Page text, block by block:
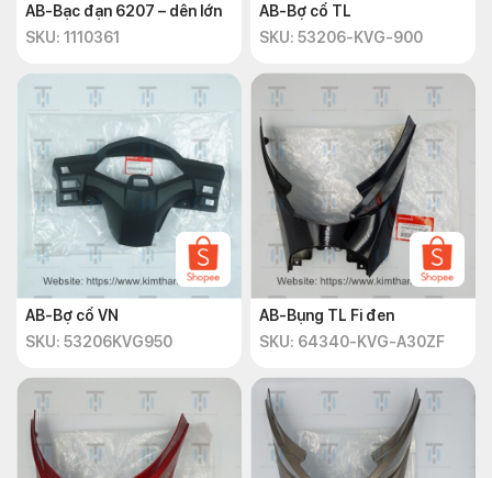
AB-Bạc đạn 6207 – dên lớn
SKU: 1110361
AB-Bợ cổ TL
SKU: 53206-KVG-900
AB-Bợ cổ VN
SKU: 53206KVG950
AB-Bụng TL Fi đen
SKU: 64340-KVG-A30ZF